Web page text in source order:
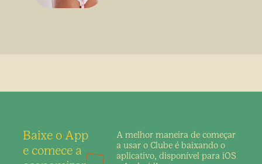
Baixe o App
e comece a
A melhor maneira de começar
a usar o Clube é baixando o
aplicativo, disponível para iOS